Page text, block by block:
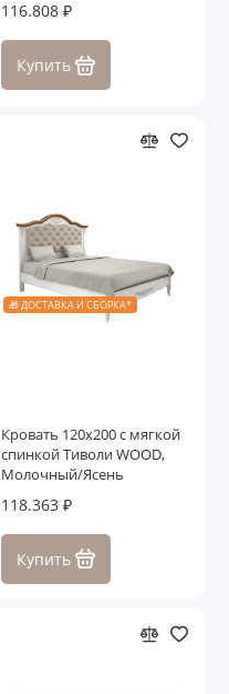
116.808 ₽
Купить
🎁 ДОСТАВКА И СБОРКА*
Кровать 120x200 с мягкой
спинкой Тиволи WOOD,
Молочный/Ясень
118.363 ₽
Купить